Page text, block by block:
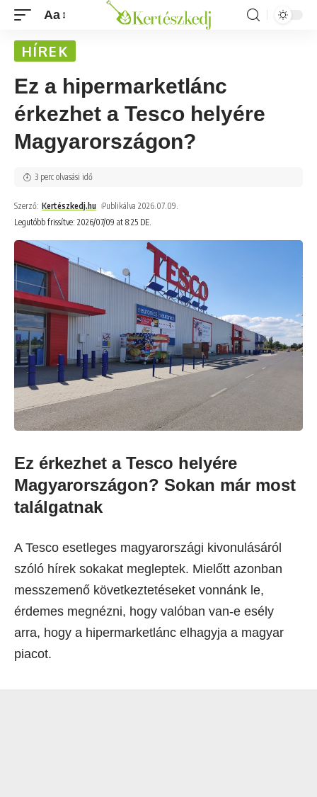
Aa
HÍREK
Ez a hipermarketlánc
érkezhet a Tesco helyére
Magyarországon?
Legutóbb frissítve: 2026/07/09 at 8:25 DE.
Szerző: Kertészkedj.hu Publikálva 2026.07.09.
3 perc olvasási idő
Ez érkezhet a Tesco helyére
Magyarországon? Sokan már most
találgatnak
A Tesco esetleges magyarországi kivonulásáról
szóló hírek sokakat megleptek. Mielőtt azonban
messzemenő következtetéseket vonnánk le,
érdemes megnézni, hogy valóban van-e esély
arra, hogy a hipermarketlánc elhagyja a magyar
piacot.